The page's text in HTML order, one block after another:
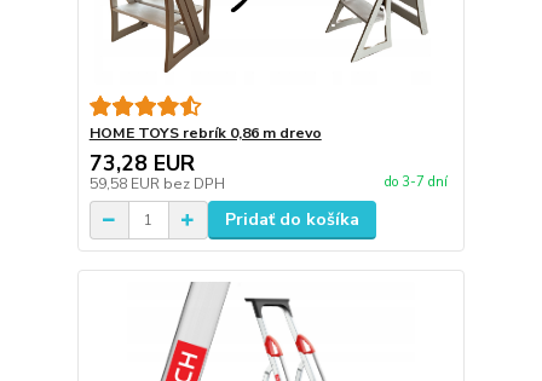
HOME TOYS rebrík 0,86 m drevo
73,28 EUR
59,58 EUR bez DPH do 3-7 dní
Pridať do košíka